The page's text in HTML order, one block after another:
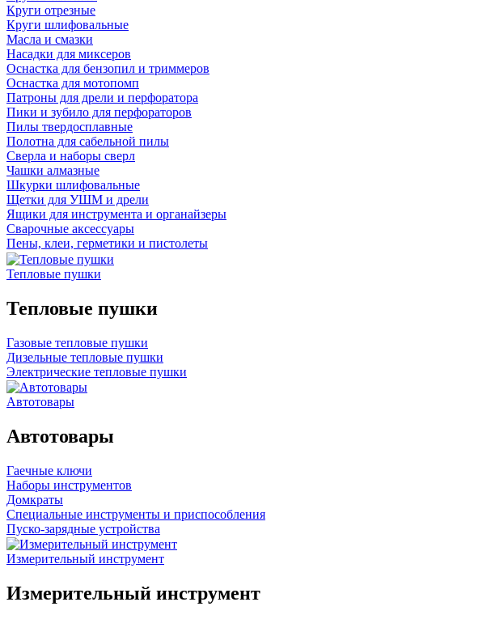
Круги отрезные
Круги шлифовальные
Масла и смазки
Насадки для миксеров
Оснастка для бензопил и триммеров
Оснастка для мотопомп
Патроны для дрели и перфоратора
Пики и зубило для перфораторов
Пилы твердосплавные
Полотна для сабельной пилы
Сверла и наборы сверл
Чашки алмазные
Шкурки шлифовальные
Щетки для УШМ и дрели
Ящики для инструмента и органайзеры
Сварочные аксессуары
Пены, клеи, герметики и пистолеты
Тепловые пушки
Тепловые пушки
Газовые тепловые пушки
Дизельные тепловые пушки
Электрические тепловые пушки
Автотовары
Автотовары
Гаечные ключи
Наборы инструментов
Домкраты
Специальные инструменты и приспособления
Пуско-зарядные устройства
Измерительный инструмент
Измерительный инструмент